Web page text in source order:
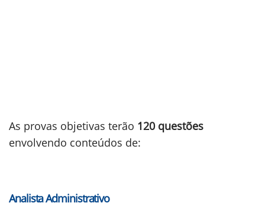
As provas objetivas terão 120 questões
envolvendo conteúdos de:
Analista Administrativo